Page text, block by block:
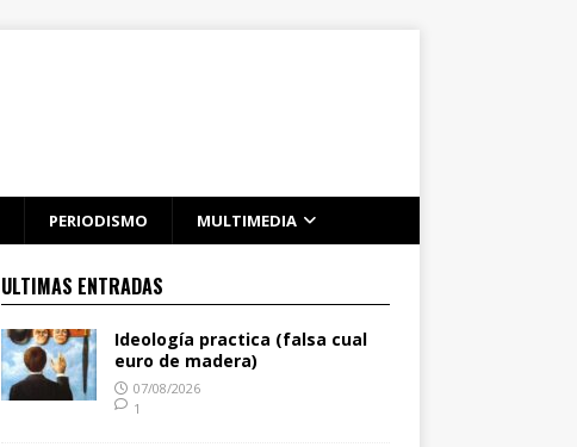
PERIODISMO MULTIMEDIA
ULTIMAS ENTRADAS
Ideología practica (falsa cual
euro de madera)
07/08/2026
1